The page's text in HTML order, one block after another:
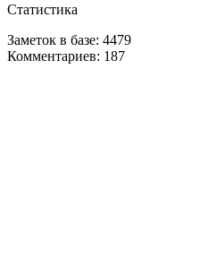
Статистика
Заметок в базе: 4479
Комментариев: 187